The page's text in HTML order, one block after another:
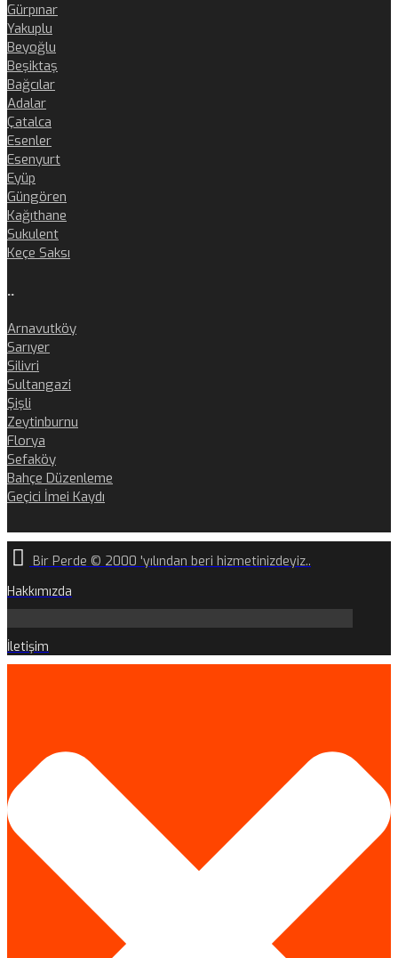
Gürpınar
Yakuplu
Beyoğlu
Beşiktaş
Bağcılar
Adalar
Çatalca
Esenler
Esenyurt
Eyüp
Güngören
Kağıthane
Sukulent
Keçe Saksı
..
Arnavutköy
Sarıyer
Silivri
Sultangazi
Şişli
Zeytinburnu
Florya
Sefaköy
Bahçe Düzenleme
Geçici İmei Kaydı
Bir Perde © 2000 'yılından beri hizmetinizdeyiz..
Hakkımızda
İletişim